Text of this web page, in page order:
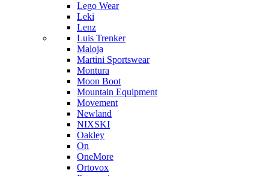
Lego Wear
Leki
Lenz
Luis Trenker
Maloja
Martini Sportswear
Montura
Moon Boot
Mountain Equipment
Movement
Newland
NIXSKI
Oakley
On
OneMore
Ortovox